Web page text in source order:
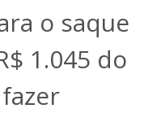
o saque
1.045 do